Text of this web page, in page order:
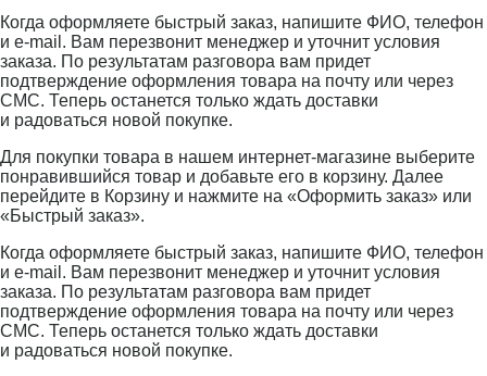
Когда оформляете быстрый заказ, напишите ФИО, телефон
и e-mail. Вам перезвонит менеджер и уточнит условия
заказа. По результатам разговора вам придет
подтверждение оформления товара на почту или через
СМС. Теперь останется только ждать доставки
и радоваться новой покупке.
Для покупки товара в нашем интернет-магазине выберите
понравившийся товар и добавьте его в корзину. Далее
перейдите в Корзину и нажмите на «Оформить заказ» или
«Быстрый заказ».
Когда оформляете быстрый заказ, напишите ФИО, телефон
и e-mail. Вам перезвонит менеджер и уточнит условия
заказа. По результатам разговора вам придет
подтверждение оформления товара на почту или через
СМС. Теперь останется только ждать доставки
и радоваться новой покупке.